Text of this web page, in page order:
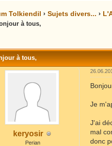
Tolkiendil ›Sujets divers... ›
à tous,
à tous,
keryosir
Perian
Je
J'ai
mal
donc